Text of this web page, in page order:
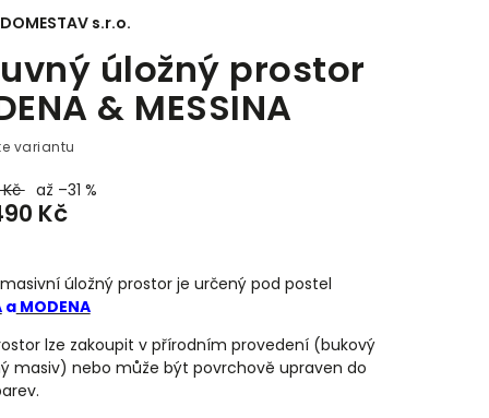
úložný prostor
& MESSINA
variantu
Kč až –31 %
Kč
úložný prostor je určený pod postel
aMODENA
lze zakoupit v přírodním provedení (bukový
masiv) nebo může být povrchově upraven do
DOMESTAV s.r.o.